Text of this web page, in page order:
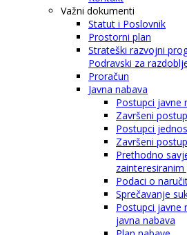
Važni dokumenti
Statut i Poslovnik
Prostorni plan
Strateški razvojni
Podravski za
Proračun
Javna nabava
Postupci javne
Završeni
Postupci
Završeni
Prethodno
Podaci o
Sprečavanje
Postupci javne
javna nabava